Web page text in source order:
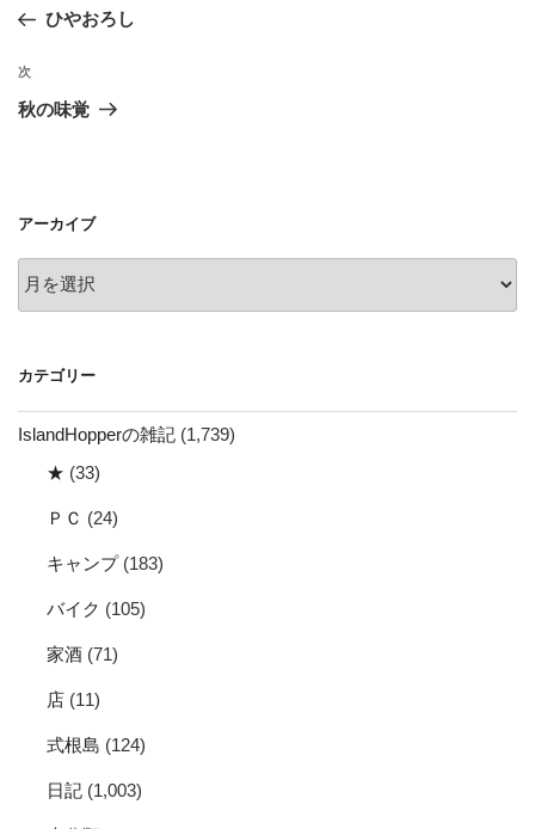
ナ
ビ
ゲ
ン
の
稿
ひやおろし
次
の
次
秋の味覚
アーカイブ
ー
ブ
カテゴリー
IslandHopperの雑記 (1,739)
★ (33)
ＰＣ (24)
キャンプ(183)
バイク (105)
家酒 (71)
店 (11)
式根島 (124)
日記 (1,003)